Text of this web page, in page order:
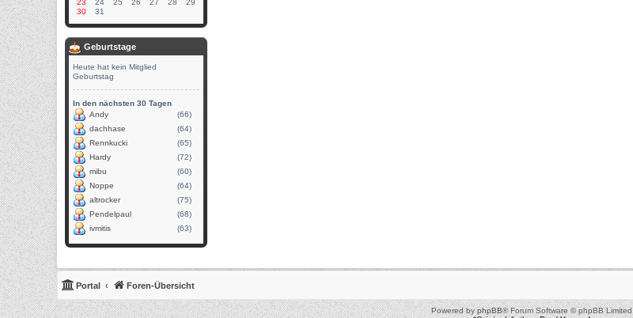
23
24 25 26 27 28
29
30
31
Geburtstage
Heute hat kein Mitglied
Geburtstag
In den nächsten 30 Tagen
Andy
(66)
dachhase
(64)
Rennkucki
(65)
Hardy
(72)
mibu
(60)
Noppe
(64)
altrocker
(75)
Pendelpaul
(68)
ivmitis
(63)
Portal Foren-Übersicht
Powered byphpBB® Forum Software © phpBB Limited